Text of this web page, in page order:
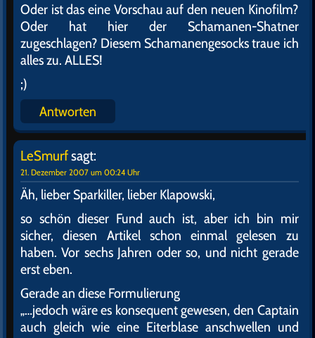
Oder ist das eine Vorschau auf den neuen Kinofilm?
Oder hat hier der Schamanen-Shatner
zugeschlagen? Diesem Schamanengesocks traue ich
alles zu. ALLES!
;)
Antworten
LeSmurfsagt:
21. Dezember 2007 um 00:24 Uhr
Äh, lieber Sparkiller, lieber Klapowski,
so schön dieser Fund auch ist, aber ich bin mir
sicher, diesen Artikel schon einmal gelesen zu
haben. Vor sechs Jahren oder so, und nicht gerade
erst eben.
Gerade an diese Formulierung
„…jedoch wäre es konsequent gewesen, den Captain
auch gleich wie eine Eiterblase anschwellen und